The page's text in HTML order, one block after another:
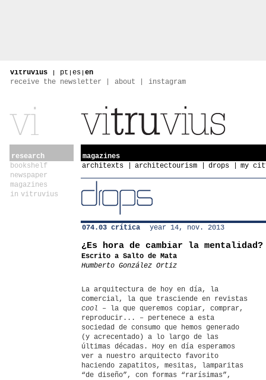
vitruvius | pt | es | en
receive the newsletter
about instagram
research
bookshelf
newspaper
magazines
in vitruvius
magazines
architexts
architectourism drops my
074.03 crítica year 14, nov. 2013
¿Es hora de cambiar la
Escrito a Salto de Mata
Humberto González Ortiz
La arquitectura de hoy en día, la
comercial, la que trasciende en revistas
cool – la que queremos copiar, comprar,
reproducir... – pertenece a esta
sociedad de consumo que hemos generado
(y acrecentado) a lo largo de las
últimas décadas. Hoy en día esperamos
ver a nuestro arquitecto favorito
haciendo zapatitos, mesitas, lamparitas
“de diseño”, con formas “rarísimas”,